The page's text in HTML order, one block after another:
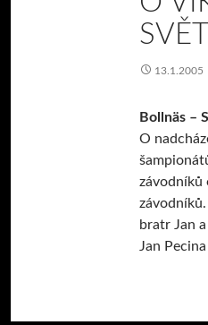
13.1.2005
Bollnäs –
O
závodníků
bratr Jan
Jan